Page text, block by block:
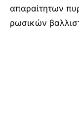
απαραίτητων
ρωσικών